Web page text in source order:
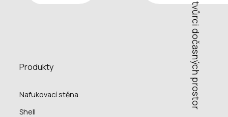
tvůrci dočasných prostor
Produkty
Nafukovací stěna
Shell